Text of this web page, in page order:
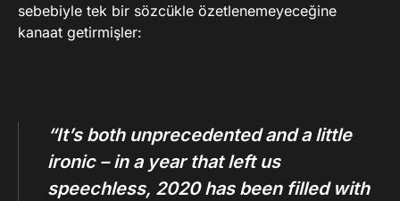
sebebiyle tek bir sözcükle özetlenemeyeceğine
kanaat getirmişler:
“It’s both unprecedented and a little
ironic – in a year that left us
speechless, 2020 has been filled with